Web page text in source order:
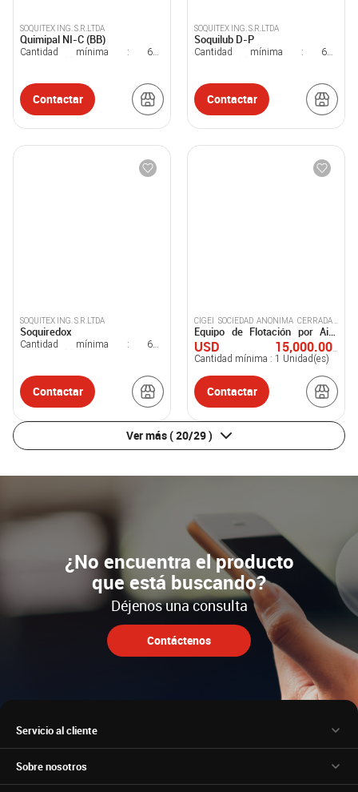
SOQUITEX ING. S.R.LTDA
Quimipal NI-C (BB)
Cantidad mínima : 600
Contactar
SOQUITEX ING. S.R.LTDA
Soquilub D-P
Cantidad mínima : 600
Contactar
SOQUITEX ING. S.R.LTDA
Soquiredox
Cantidad mínima : 600
Contactar
CIGEI SOCIEDAD ANONIMA CERRADA -
CIGEI S.A.C.
Equipo de Flotación por Aire
Disuelto (DAF)
USD 15,000.00-
100,000.00/ Unidad(es)
Cantidad mínima : 1 Unidad(es)
Contactar
Ver más( 20/29 )
¿No encuentra el producto
que está buscando?
Déjenos una consulta
Contáctenos
Servicio al cliente
Sobre nosotros